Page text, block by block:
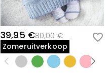
39,95 €80,00 €
Zomeruitverkoop